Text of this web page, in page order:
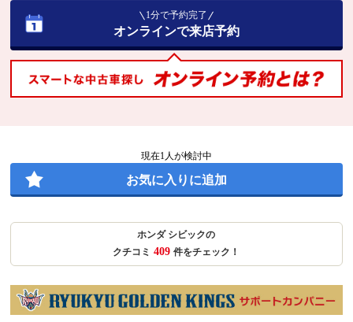
1分で予約完了
オンラインで来店予約
現在1 人が検討中
お気に入りに追加
ホンダ シビックの
クチコミ 409 件をチェック！